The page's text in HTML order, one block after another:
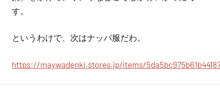
す。
というわけで、次はナッパ服だわ。
https://maywadenki.stores.jp/items/